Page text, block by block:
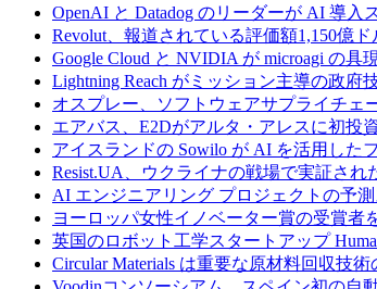
OpenAI と Datadog のリーダーが AI 導入
Revolut、報道されている評価額1,150億
Google Cloud と NVIDIA が microagi の具
Lightning Reach がミッション主導の政
オスプレー、ソフトウェアサプライチェ
エアバス、E2Dがアルタ・アレスに初投
アイスランドの Sowilo が AI を活用した
Resist.UA、ウクライナの戦場で実証さ
AI エンジニアリング プロジェクトの予
ヨーロッパ女性イノベーター賞の受賞者
英国のロボット工学スタートアップ
Circular Materials は重要な原材料回収技